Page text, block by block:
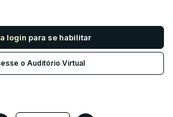
login para se habilitar
o Auditório Virtual